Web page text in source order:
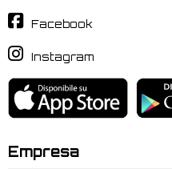
Facebook
Instagram
Empresa